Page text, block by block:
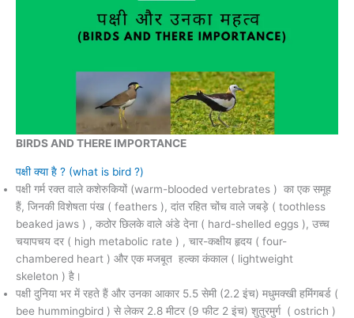
BIRDS AND THERE IMPORTANCE
पक्षी क्या है ? (what is bird ?)
पक्षी गर्म रक्त वाले कशेरुकियों (warm-blooded vertebrates ) का एक समूह
हैं, जिनकी विशेषता पंख ( feathers ), दांत रहित चोंच वाले जबड़े ( toothless
beaked jaws ) , कठोर छिलके वाले अंडे देना ( hard-shelled eggs ), उच्च
चयापचय दर ( high metabolic rate ) , चार-कक्षीय हृदय ( four-
chambered heart ) और एक मजबूत हल्का कंकाल ( lightweight
skeleton ) है।
पक्षी दुनिया भर में रहते हैं और उनका आकार 5.5 सेमी (2.2 इंच) मधुमक्खी हमिंगबर्ड (
bee hummingbird ) से लेकर 2.8 मीटर (9 फीट 2 इंच) शुतुरमुर्ग ( ostrich )